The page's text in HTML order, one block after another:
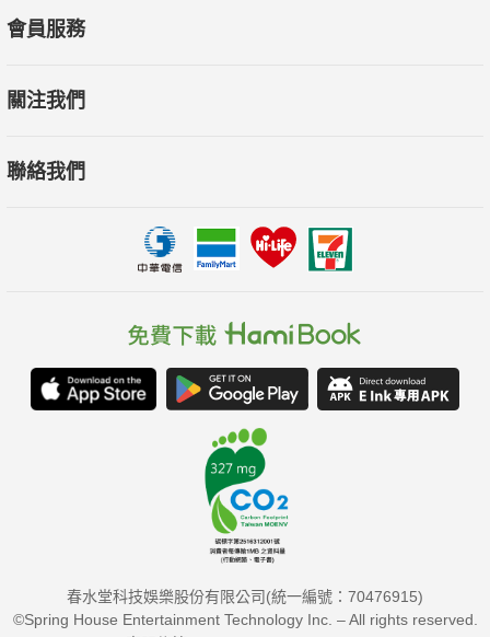
無法忍耐不去思考的執著，和一份深埋心頭、發自感性且歸於理
當下，進而思考未來的能量。"
會員服務
關注我們
聯絡我們
春水堂科技娛樂股份有限公司(統一編號：70476915)
©Spring House Entertainment Technology Inc. – All rights reserved.